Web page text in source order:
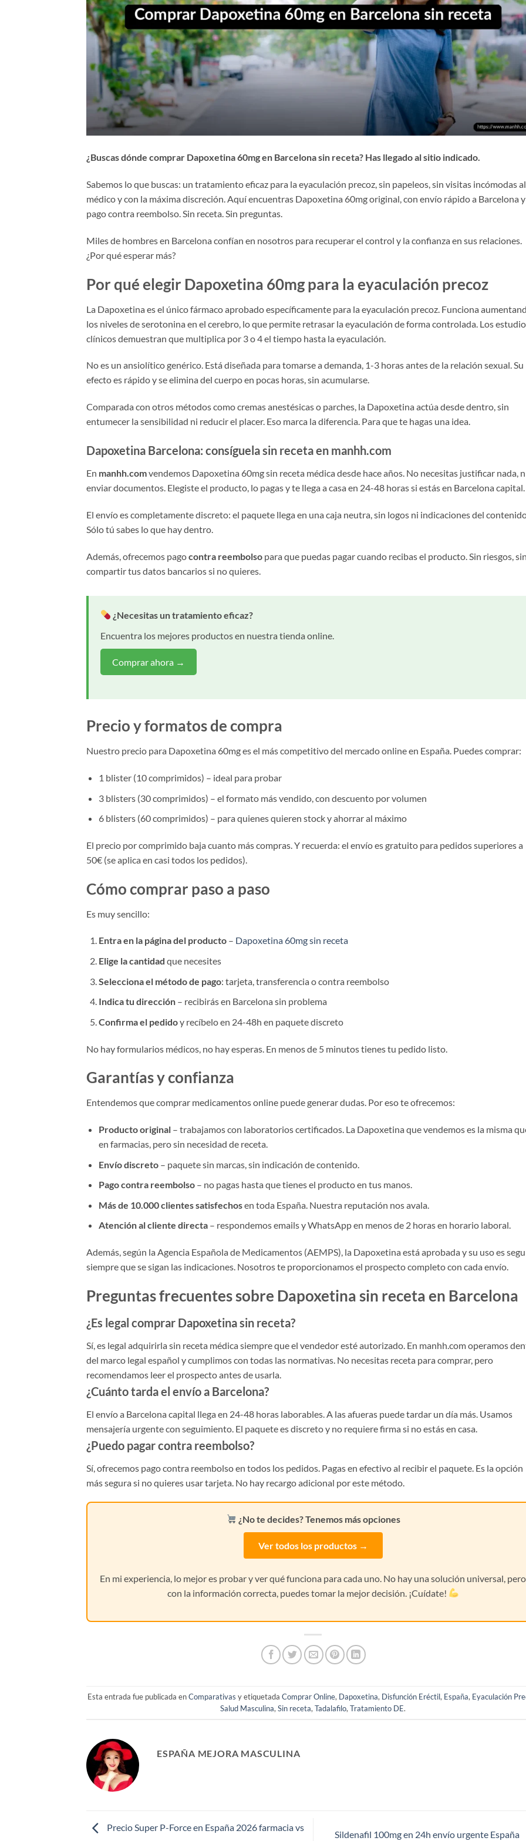
¿Buscas dónde comprar Dapoxetina 60mg en Barcelona sin receta? Has llegado al sitio indicado.
Sabemos lo que buscas: un tratamiento eficaz para la eyaculación precoz, sin papeleos, sin visitas incómodas al
médico y con la máxima discreción. Aquí encuentras Dapoxetina 60mg original, con envío rápido a Barcelona y
pago contra reembolso. Sin receta. Sin preguntas.
Miles de hombres en Barcelona confían en nosotros para recuperar el control y la confianza en sus relaciones.
¿Por qué esperar más?
Por qué elegir Dapoxetina 60mg para la eyaculación precoz
La Dapoxetina es el único fármaco aprobado específicamente para la eyaculación precoz. Funciona
los niveles de serotonina en el cerebro, lo que permite retrasar la eyaculación de forma controlada. Los
clínicos demuestran que multiplica por 3 o 4 el tiempo hasta la eyaculación.
No es un ansiolítico genérico. Está diseñada para tomarse a demanda, 1-3 horas antes de la relación sexual. Su
efecto es rápido y se elimina del cuerpo en pocas horas, sin acumularse.
Comparada con otros métodos como cremas anestésicas o parches, la Dapoxetina actúa desde dentro, sin
entumecer la sensibilidad ni reducir el placer. Eso marca la diferencia. Para que te hagas una idea.
Dapoxetina Barcelona: consíguela sin receta en manhh.com
En manhh.comvendemos Dapoxetina 60mg sin receta médica desde hace años. No necesitas justificar nada,
enviar documentos. Elegiste el producto, lo pagas y te llega a casa en 24-48 horas si estás en Barcelona capital.
El envío es completamente discreto: el paquete llega en una caja neutra, sin logos ni indicaciones del
Sólo tú sabes lo que hay dentro.
Además, ofrecemos pagocontra reembolso para que puedas pagar cuando recibas el producto. Sin riesgos,
compartir tus datos bancarios si no quieres.
¿Necesitas un tratamiento eficaz?
Encuentra los mejores productos en nuestra tienda online.
Comprar ahora →
Precio y formatos de compra
Nuestro precio para Dapoxetina 60mg es el más competitivo del mercado online en España. Puedes comprar:
1 blister (10 comprimidos) – ideal para probar
3 blisters (30 comprimidos) – el formato más vendido, con descuento por volumen
6 blisters (60 comprimidos) – para quienes quieren stock y ahorrar al máximo
El precio por comprimido baja cuanto más compras. Y recuerda: el envío es gratuito para pedidos superiores a
50€ (se aplica en casi todos los pedidos).
Cómo comprar paso a paso
Es muy sencillo:
Entra en la página del producto– Dapoxetina 60mg sin receta
Elige la cantidad que necesites
Selecciona el método de pago: tarjeta, transferencia o contra reembolso
Indica tu dirección– recibirás en Barcelona sin problema
Confirma el pedidoy recíbelo en 24-48h en paquete discreto
No hay formularios médicos, no hay esperas. En menos de 5 minutos tienes tu pedido listo.
Garantías y confianza
Entendemos que comprar medicamentos online puede generar dudas. Por eso te ofrecemos:
Producto original– trabajamos con laboratorios certificados. La Dapoxetina que vendemos es la misma
en farmacias, pero sin necesidad de receta.
Envío discreto– paquete sin marcas, sin indicación de contenido.
Pago contra reembolso– no pagas hasta que tienes el producto en tus manos.
Más de 10.000 clientes satisfechosen toda España. Nuestra reputación nos avala.
Atención al cliente directa– respondemos emails y WhatsApp en menos de 2 horas en horario laboral.
Además, según la Agencia Española de Medicamentos (AEMPS), la Dapoxetina está aprobada y su uso es
siempre que se sigan las indicaciones. Nosotros te proporcionamos el prospecto completo con cada envío.
Preguntas frecuentes sobre Dapoxetina sin receta en Barcelona
¿Es legal comprar Dapoxetina sin receta?
Sí, es legal adquirirla sin receta médica siempre que el vendedor esté autorizado. En manhh.com operamos
del marco legal español y cumplimos con todas las normativas. No necesitas receta para comprar, pero
recomendamos leer el prospecto antes de usarla.
¿Cuánto tarda el envío a Barcelona?
El envío a Barcelona capital llega en 24-48 horas laborables. A las afueras puede tardar un día más. Usamos
mensajería urgente con seguimiento. El paquete es discreto y no requiere firma si no estás en casa.
¿Puedo pagar contra reembolso?
Sí, ofrecemos pago contra reembolso en todos los pedidos. Pagas en efectivo al recibir el paquete. Es la opción
más segura si no quieres usar tarjeta. No hay recargo adicional por este método.
¿No te decides? Tenemos más opciones
Ver todos los productos →
En mi experiencia, lo mejor es probar y ver qué funciona para cada uno. No hay una solución universal, pero
con la información correcta, puedes tomar la mejor decisión. ¡Cuídate!
Esta entrada fue publicada enComparativas y etiquetadaComprar Online, Dapoxetina, Disfunción Eréctil, España, Eyaculación
Salud Masculina,Sin receta,Tadalafilo,Tratamiento DE.
ESPAÑA MEJORA MASCULINA
Precio Super P-Force en España 2026 farmacia vs
Sildenafil 100mg en 24h envío urgente España